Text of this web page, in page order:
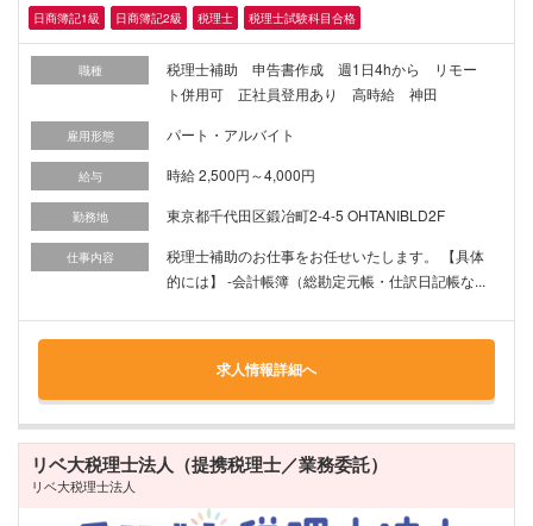
日商簿記1級 日商簿記2級 税理士 税理士試験科目合格
職種
税理士補助 申告書作成 週1日4hから リモー
ト併用可 正社員登用あり 高時給 神田
雇用形態 パート・アルバイト
給与 時給 2,500円～4,000円
勤務地 東京都千代田区鍛冶町2-4-5 OHTANIBLD2F
仕事内容
税理士補助のお仕事をお任せいたします。 【具体
的には】 -会計帳簿（総勘定元帳・仕訳日記帳な...
求人情報詳細へ
リベ大税理士法人（提携税理士／業務委託）
リベ大税理士法人